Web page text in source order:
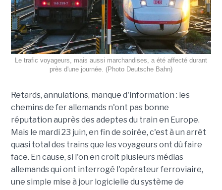
Le trafic voyageurs, mais aussi marchandises, a été affecté durant
près d'une journée. (Photo Deutsche Bahn)
Retards, annulations, manque d'information : les
chemins de fer allemands n'ont pas bonne
réputation auprès des adeptes du train en Europe.
Mais le mardi 23 juin, en fin de soirée, c'est à un arrêt
quasi total des trains que les voyageurs ont dû faire
face. En cause, si l'on en croit plusieurs médias
allemands qui ont interrogé l'opérateur ferroviaire,
une simple mise à jour logicielle du système de